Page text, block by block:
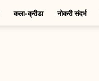
कला-क्रीडा नोकरी संदर्भ